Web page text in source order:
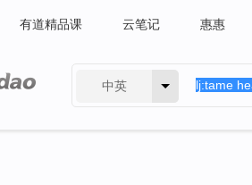
有道精品课 云笔记 惠惠
中英